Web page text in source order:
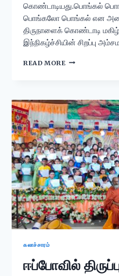
கொண்டாடியது.பொங்கல்
பொங்கலோ பொங்கல் என
திருநாளைக் கொண்டாடி
இந்நிகழ்ச்சியின் சிறப்பு
READ MORE
கலாச்சாரம்
ஈப்போவில்